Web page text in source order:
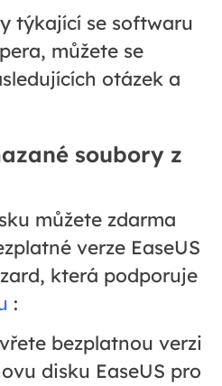
týkající se softwaru
můžete se
otázek a
soubory z
můžete zdarma
verze EaseUS
která podporuje
:
bezplatnou verzi
disku EaseUS pro